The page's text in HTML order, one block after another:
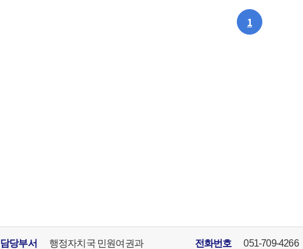
1
담당부서 행정자치국 민원여권과 전화번호 051-709-4266